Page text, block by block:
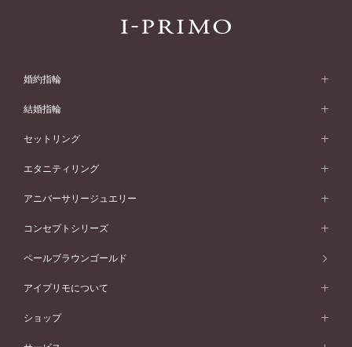
婚約指輪
婚約指輪 (エンゲージリング)
婚約指輪一覧
ピンクゴールド
ペールブラウンゴールド
ウェーブライン
V字ライン
ワンサイドメレ
ダブルサイドメレ
シンプル
フェミニン
モード
50万円台～
40万円台～
30万円台～
婚約指輪 人気ランキング
結婚指輪
結婚指輪 (マリッジリング)
結婚指輪一覧
ピンクゴールド
ペールブラウンゴールド
ウェーブライン
V字ライン
ワンメレ
セベラルメレ
シンプル
フェミニン
モード
50万円～
セットリング
セットリング
セットリング一覧
ピンクゴールド
ペールブラウンゴールド
エタニティリング
エタニティリング
エタニティリング一覧
ピンクゴールド
ペールブラウンゴールド
アニバーサリージュエリー
アニバーサリージュエリー
アニバーサリージュエリー一覧
ファッションリング
コンセプトシリーズ
コンセプトシリーズ
オリジンビリーフ
ペールブラウンゴールド
アイプリモについて
アイプリモについて
パーソナルハンド診断
ショップ
店舗一覧